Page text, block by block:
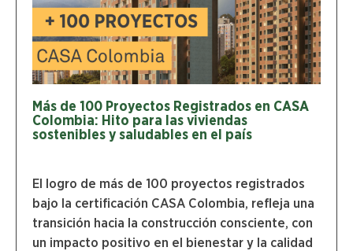
Más de 100 Proyectos Registrados en CASA
Colombia: Hito para las viviendas
sostenibles y saludables en el país
El logro de más de 100 proyectos registrados
bajo la certificación CASA Colombia, refleja una
transición hacia la construcción consciente, con
un impacto positivo en el bienestar y la calidad